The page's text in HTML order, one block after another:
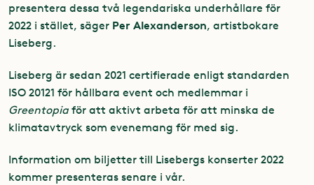
presentera dessa två legendariska underhållare för
2022 i stället, säger Per Alexanderson, artistbokare
Liseberg.
Liseberg är sedan 2021 certifierade enligt standarden
ISO 20121 för hållbara event och medlemmar i
Greentopia för att aktivt arbeta för att minska de
klimatavtryck som evenemang för med sig.
Information om biljetter till Lisebergs konserter 2022
kommer presenteras senare i vår.